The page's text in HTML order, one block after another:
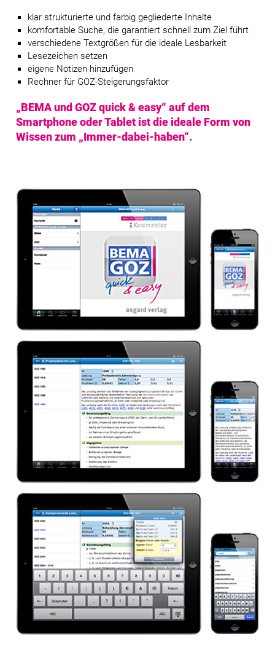
klar strukturierte und farbig gegliederte Inhalte
komfortable Suche, die garantiert schnell zum Ziel führt
verschiedene Textgrößen für die ideale Lesbarkeit
Lesezeichen setzen
eigene Notizen hinzufügen
Rechner für GOZ-Steigerungsfaktor
„BEMA und GOZ quick & easy“ auf dem
Smartphone oder Tablet ist die ideale Form von
Wissen zum „Immer-dabei-haben“.